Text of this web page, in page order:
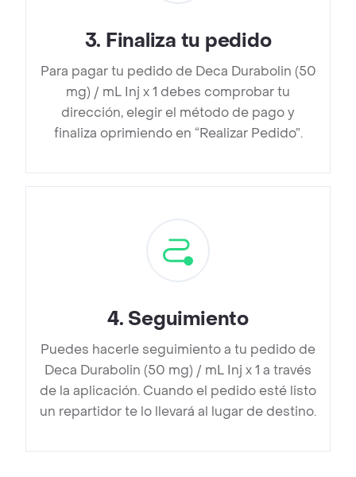
3. Finaliza tu pedido
Para pagar tu pedido de Deca Durabolin (50
mg) / mL Inj x 1 debes comprobar tu
dirección, elegir el método de pago y
finaliza oprimiendo en “Realizar Pedido”.
4. Seguimiento
Puedes hacerle seguimiento a tu pedido de
Deca Durabolin (50 mg) / mL Inj x 1 a través
de la aplicación. Cuando el pedido esté listo
un repartidor te lo llevará al lugar de destino.